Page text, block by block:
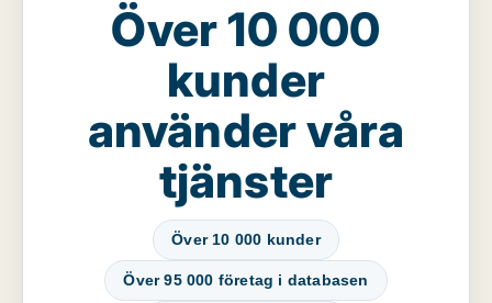
Över 10 000
kunder
använder våra
tjänster
Över 10 000 kunder
Över 95 000 företag i databasen